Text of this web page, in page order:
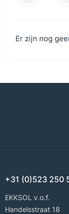
Er zijn nog
+31 (0)523 250
EKKSOL v.o.f.
Handelsstraat 18